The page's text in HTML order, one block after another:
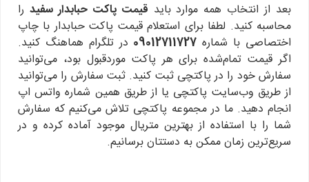
بعد از انتخاب همه موارد باید قیمت پاکت حبابدار سفید را
محاسبه کنید. لطفا برای استعلام قیمت پاکت حبابدار با چاپ
اختصاصی با شماره 09012711727 در تلگرام هماهنگ کنید.
اگر قیمت تمام‌شده برای هر پاکت موردقبول بود، می‌توانید
سفارش خود را در پاکتچی ثبت کنید. ثبت سفارش را می‌توانید
از طریق وب‌سایت پاکتچی یا از طریق همین شماره واتس اپ
انجام دهید. ما در مجموعه پاکتچی تلاش می‌کنیم که سفارش
شما را با استفاده از بهترین متریال موجود آماده کرده و در
سریع‌ترین زمان ممکن به دستتان برسانیم.